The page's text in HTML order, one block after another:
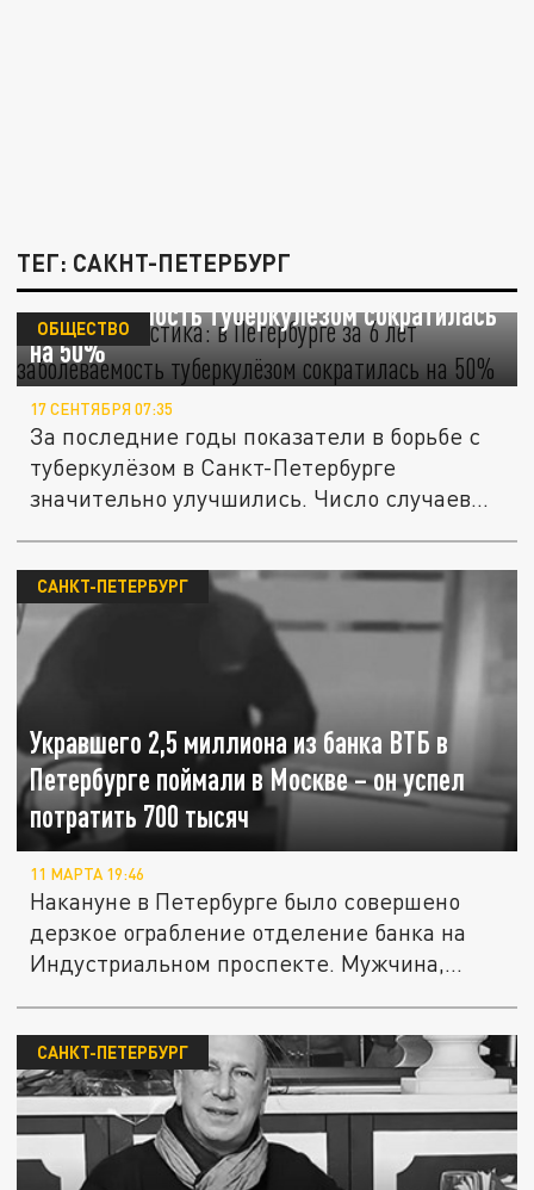
ТЕГ: САКНТ-ПЕТЕРБУРГ
Новая статистика: в Петербурге за 6 лет
заболеваемость туберкулёзом сократилась
на 50%
ОБЩЕСТВО
17 СЕНТЯБРЯ 07:35
За последние годы показатели в борьбе с
туберкулёзом в Санкт-Петербурге
значительно улучшились. Число случаев...
Укравшего 2,5 миллиона из банка ВТБ в
Петербурге поймали в Москве – он успел
потратить 700 тысяч
САНКТ-ПЕТЕРБУРГ
11 МАРТА 19:46
Накануне в Петербурге было совершено
дерзкое ограбление отделение банка на
Индустриальном проспекте. Мужчина,...
САНКТ-ПЕТЕРБУРГ